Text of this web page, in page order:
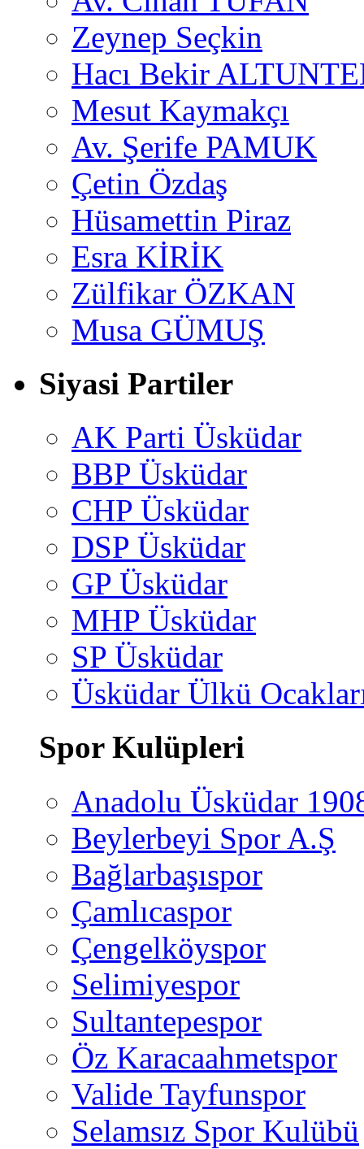
Zeynep Seçkin
Hacı Bekir
Mesut Kaymakçı
Av. Şerife PAMUK
Çetin Özdaş
Hüsamettin Piraz
Esra KİRİK
Zülfikar ÖZKAN
Musa GÜMUŞ
Siyasi Partiler
AK Parti Üsküdar
BBP Üsküdar
CHP Üsküdar
DSP Üsküdar
GP Üsküdar
MHP Üsküdar
SP Üsküdar
Üsküdar Ülkü
Spor Kulüpleri
Anadolu Üsküdar
Beylerbeyi Spor A.Ş
Bağlarbaşıspor
Çamlıcaspor
Çengelköyspor
Selimiyespor
Sultantepespor
Öz Karacaahmetspor
Valide Tayfunspor
Selamsız Spor Kulübü